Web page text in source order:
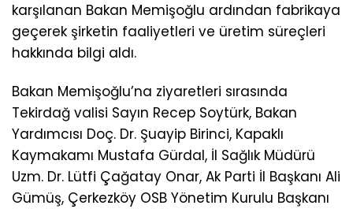
karşılanan Bakan Memişoğlu ardından fabrikaya
geçerek şirketin faaliyetleri ve üretim süreçleri
hakkında bilgi aldı.
Bakan Memişoğlu’na ziyaretleri sırasında
Tekirdağ valisi Sayın Recep Soytürk, Bakan
Yardımcısı Doç. Dr. Şuayip Birinci, Kapaklı
Kaymakamı Mustafa Gürdal, İl Sağlık Müdürü
Uzm. Dr. Lütfi Çağatay Onar, Ak Parti İl Başkanı Ali
Gümüş, Çerkezköy OSB Yönetim Kurulu Başkanı